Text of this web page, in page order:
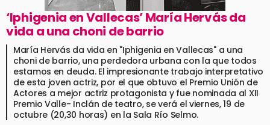
‘Iphigenia en Vallecas’ María Hervás da
vida a una choni de barrio
María Hervás da vida en "Iphigenia en Vallecas" a una
choni de barrio, una perdedora urbana con la que todos
estamos en deuda. El impresionante trabajo interpretativo
de esta joven actriz, por el que obtuvo el Premio Unión de
Actores a mejor actriz protagonista y fue nominada al XII
Premio Valle- Inclán de teatro, se verá el viernes, 19 de
octubre (20,30 horas) en la Sala Río Selmo.